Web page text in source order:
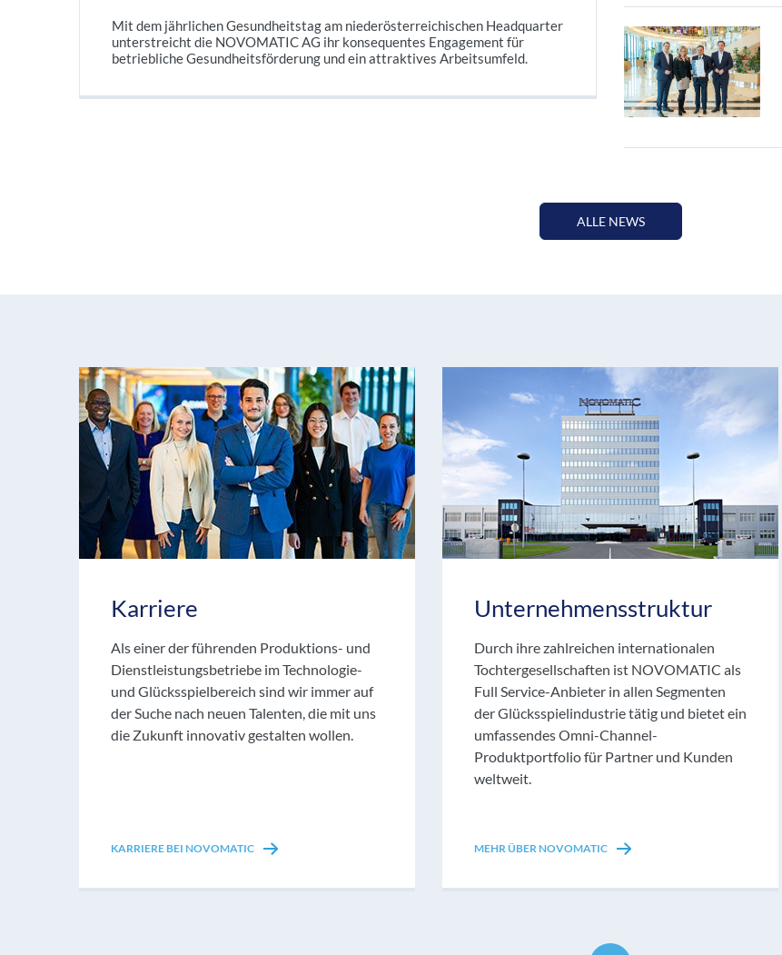
Mit dem jährlichen Gesundheitstag am niederösterreichischen Headquarter
unterstreicht die NOVOMATIC AG ihr konsequentes Engagement für
betriebliche Gesundheitsförderung und ein attraktives Arbeitsumfeld.
ALLE NEWS
Karriere
Als einer der führenden Produktions- und
Dienstleistungsbetriebe im Technologie-
und Glücksspielbereich sind wir immer auf
der Suche nach neuen Talenten, die mit uns
die Zukunft innovativ gestalten wollen.
KARRIERE BEI NOVOMATIC
Unternehmensstruktur
Durch ihre zahlreichen internationalen
Tochtergesellschaften ist NOVOMATIC als
Full Service-Anbieter in allen Segmenten
der Glücksspielindustrie tätig und bietet ein
umfassendes Omni-Channel-
Produktportfolio für Partner und Kunden
weltweit.
MEHR ÜBER NOVOMATIC